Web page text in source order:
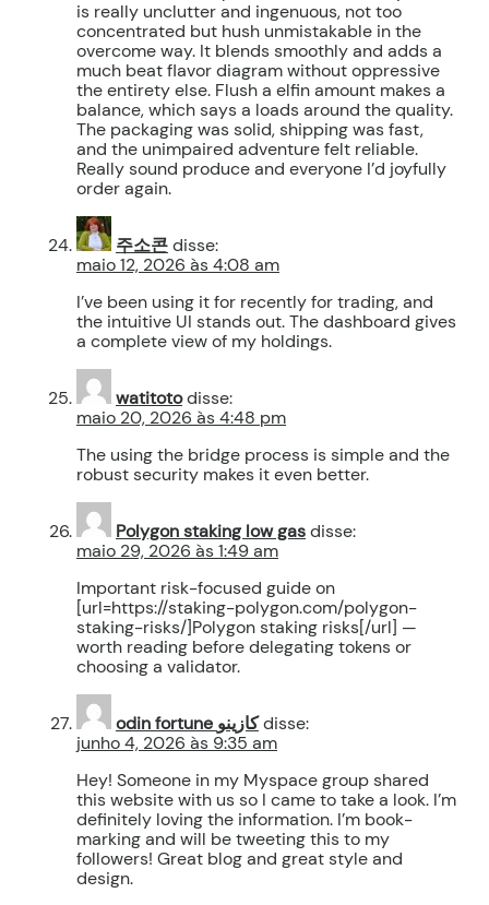
is really unclutter and ingenuous, not too
concentrated but hush unmistakable in the
overcome way. It blends smoothly and adds a
much beat flavor diagram without oppressive
the entirety else. Flush a elfin amount makes a
balance, which says a loads around the quality.
The packaging was solid, shipping was fast,
and the unimpaired adventure felt reliable.
Really sound produce and everyone I’d joyfully
order again.
주소콘disse:
maio 12, 2026 às 4:08 am
I’ve been using it for recently for trading, and
the intuitive UI stands out. The dashboard gives
a complete view of my holdings.
watitotodisse:
maio 20, 2026 às 4:48 pm
The using the bridge process is simple and the
robust security makes it even better.
Polygon staking low gasdisse:
maio 29, 2026 às 1:49 am
Important risk-focused guide on
[url=https://staking-polygon.com/polygon-
staking-risks/]Polygon staking risks[/url] —
worth reading before delegating tokens or
choosing a validator.
odin fortune كازينوdisse:
junho 4, 2026 às 9:35 am
Hey! Someone in my Myspace group shared
this website with us so I came to take a look. I’m
definitely loving the information. I’m book-
marking and will be tweeting this to my
followers! Great blog and great style and
design.